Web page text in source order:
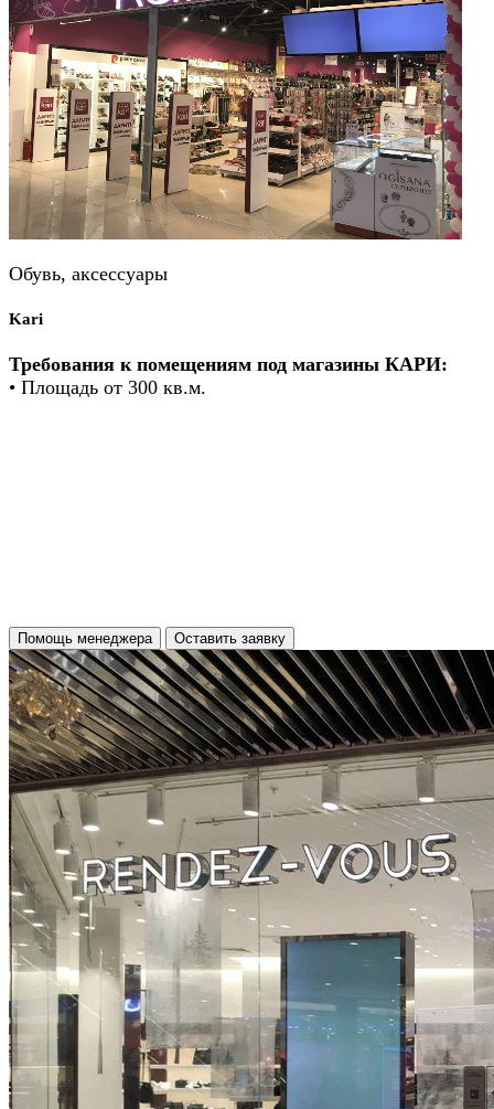
Обувь, аксессуары
Kari
Требования к помещениям под магазины КАРИ:
• Площадь от 300 кв.м.
Помощь менеджера Оставить заявку